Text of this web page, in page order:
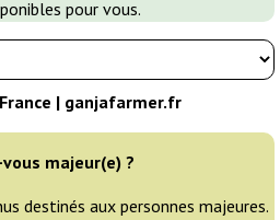
pour vous.
France | ganjafarmer.fr
majeur(e) ?
destinés aux personnes majeures.
Nirvana
5 graines